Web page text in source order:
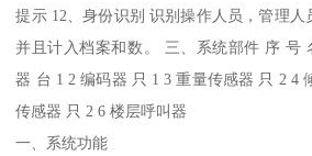
提示 12、身份识别 识别操作人员，管理人
并且计入档案和数。 三、系统部件 序 号
器 台 1 2 编码器 只 1 3 重量传感器 只 2 4
传感器 只 2 6 楼层呼叫器
一、系统功能